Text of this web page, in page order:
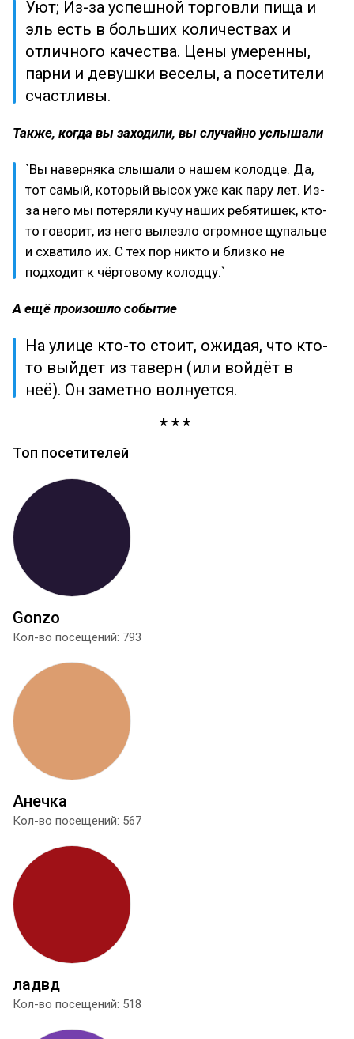
Уют; Из-за успешной торговли пища и
эль есть в больших количествах и
отличного качества. Цены умеренны,
парни и девушки веселы, а посетители
счастливы.
Также, когда вы заходили, вы случайно услышали
`Вы наверняка слышали о нашем колодце. Да,
тот самый, который высох уже как пару лет. Из-
за него мы потеряли кучу наших ребятишек, кто-
то говорит, из него вылезло огромное щупальце
и схватило их. С тех пор никто и близко не
подходит к чёртовому колодцу.`
А ещё произошло событие
На улице кто-то стоит, ожидая, что кто-
то выйдет из таверн (или войдёт в
неё). Он заметно волнуется.
Топ посетителей
Gonzo
Кол-во посещений: 793
Анечка
Кол-во посещений: 567
ладвд
Кол-во посещений: 518